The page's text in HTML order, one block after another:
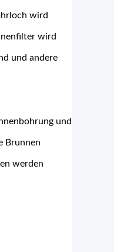
wird
wird
und andere
und
Brunnen
werden